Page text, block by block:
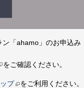
「ahamo」のお申込み
をご確認ください。
プ をご利用ください。